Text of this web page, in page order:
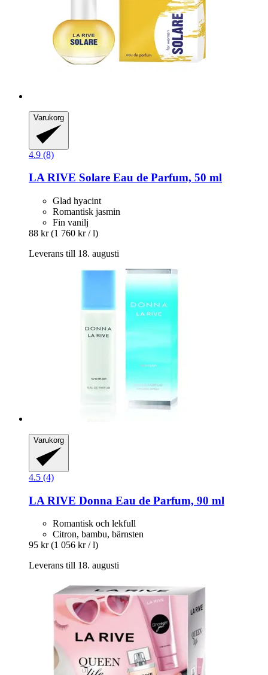
Varukorg
4.9 (8)
LA RIVE Solare Eau de Parfum, 50 ml
Glad hyacint
Romantisk jasmin
Fin vanilj
88 kr (1 760 kr / l)
Leverans till 18. augusti
Varukorg
4.5 (4)
LA RIVE Donna Eau de Parfum, 90 ml
Romantisk och lekfull
Citron, bambu, bärnsten
95 kr (1 056 kr / l)
Leverans till 18. augusti